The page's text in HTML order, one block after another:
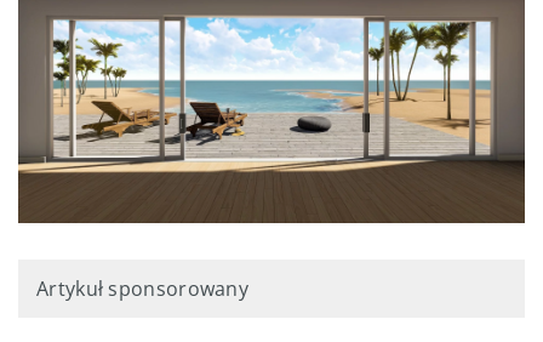
Artykuł sponsorowany